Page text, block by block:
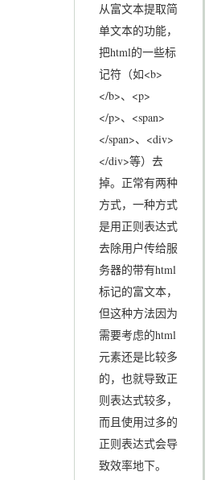
从富文本提取简
单文本的功能，
把html的一些标
记符（如<b>
</b>、<p>
</p>、<span>
</span>、<div>
</div>等）去
掉。正常有两种
方式，一种方式
是用正则表达式
去除用户传给服
务器的带有html
标记的富文本，
但这种方法因为
需要考虑的html
元素还是比较多
的，也就导致正
则表达式较多，
而且使用过多的
正则表达式会导
致效率地下。